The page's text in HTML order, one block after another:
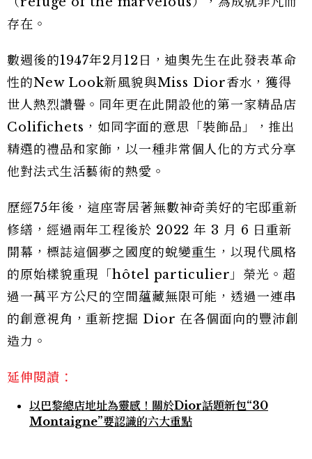
存在。
數週後的1947年2月12日，迪奧先生在此發表革命
性的New Look新風貌與Miss Dior香水，獲得
世人熱烈讚譽。同年更在此開設他的第一家精品店
Colifichets，如同字面的意思「裝飾品」，推出
精選的禮品和家飾，以一種非常個人化的方式分享
他對法式生活藝術的熱愛。
歷經75年後，這座寄居著無數神奇美好的宅邸重新
修繕，經過兩年工程後於 2022 年 3 月 6 日重新
開幕，標誌這個夢之國度的蛻變重生，以現代風格
的原始樣貌重現「hôtel particulier」榮光。超
過一萬平方公尺的空間蘊藏無限可能，透過一連串
的創意視角，重新挖掘 Dior 在各個面向的豐沛創
造力。
延伸閱讀：
以巴黎總店地址為靈感！關於Dior話題新包“30
Montaigne”要認識的六大重點